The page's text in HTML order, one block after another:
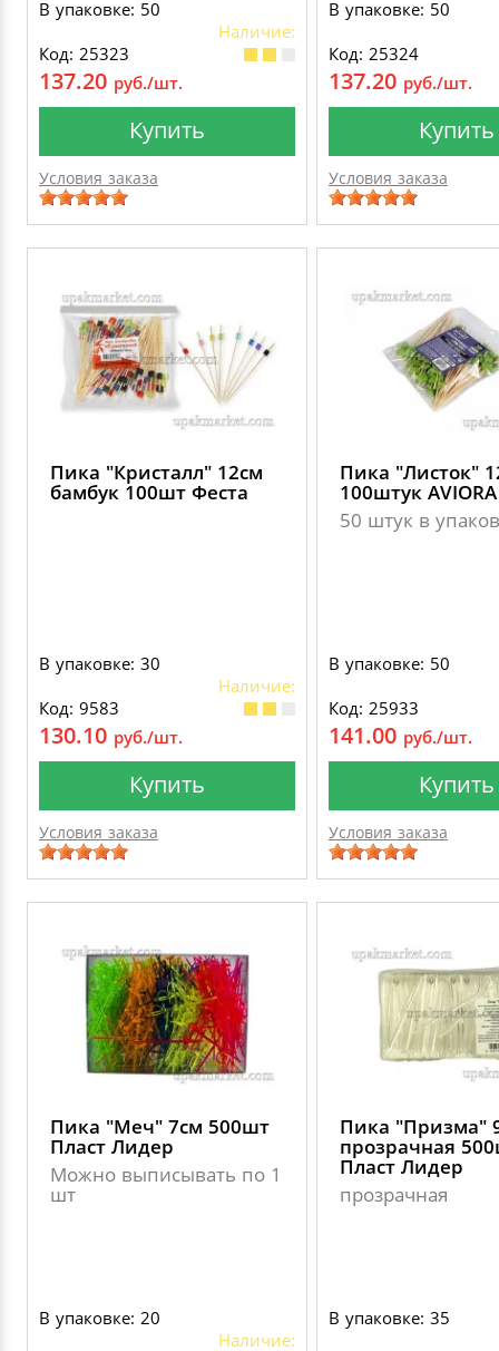
В упаковке: 50
Наличие:
Код: 25323
137.20 руб./шт.
Купить
Условия заказа
В упаковке: 50
Код: 25324
137.20 руб./шт.
Купить
Условия заказа
Пика "Кристалл" 12см
бамбук 100шт Феста
В упаковке: 30
Наличие:
Код: 9583
130.10 руб./шт.
Купить
Условия заказа
Пика "Листок"
100штук AVIORA
50 штук в
В упаковке: 50
Код: 25933
141.00 руб./шт.
Купить
Условия заказа
Пика "Меч" 7см 500шт
Пласт Лидер
Можно выписывать по 1
шт
В упаковке: 20
Наличие:
Пика "Призма"
прозрачная
Пласт Лидер
прозрачная
В упаковке: 35